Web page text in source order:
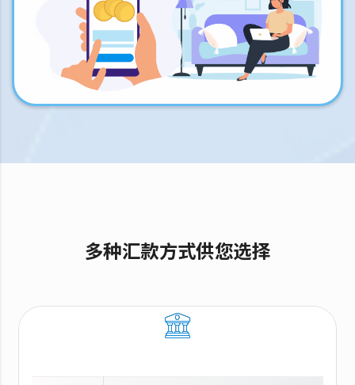
多种汇款方式供您选择